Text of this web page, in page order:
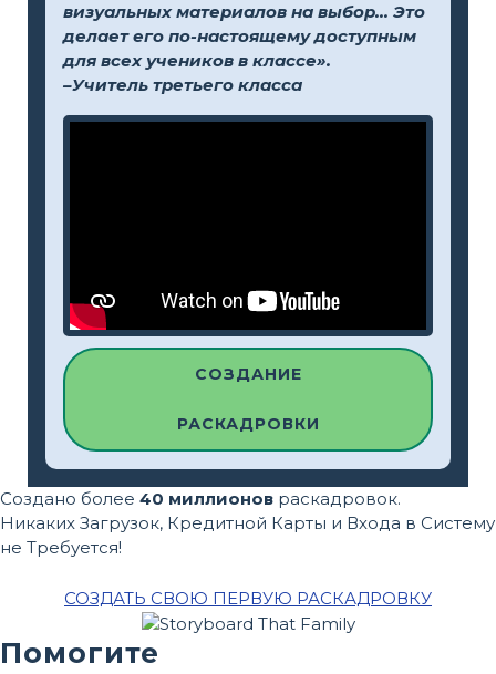
визуальных материалов на выбор... Это
делает его по-настоящему доступным
для всех учеников в классе».
–Учитель третьего класса
СОЗДАНИЕ
РАСКАДРОВКИ
Создано более 40 миллионов раскадровок.
Никаких Загрузок, Кредитной Карты и Входа в Систему
не Требуется!
СОЗДАТЬ СВОЮ ПЕРВУЮ РАСКАДРОВКУ
Помогите